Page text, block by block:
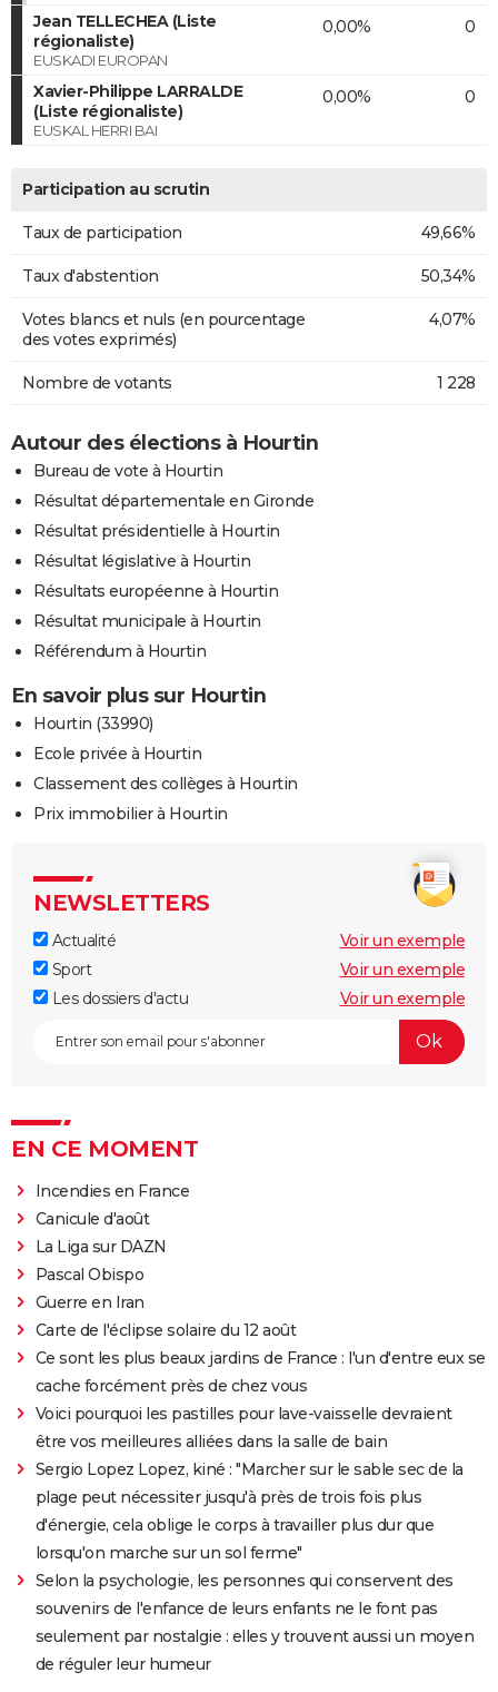
Jean TELLECHEA (Liste
régionaliste)
EUSKADI EUROPAN
0,00% 0
Xavier-Philippe LARRALDE
(Liste régionaliste)
EUSKAL HERRI BAI
0,00% 0
Participation au scrutin
Taux de participation 49,66%
Taux d'abstention 50,34%
Votes blancs et nuls (en pourcentage
des votes exprimés)
4,07%
Nombre de votants 1 228
Autour des élections à Hourtin
Bureau de vote à Hourtin
Résultat départementale en Gironde
Résultat présidentielle à Hourtin
Résultat législative à Hourtin
Résultats européenne à Hourtin
Résultat municipale à Hourtin
Référendum à Hourtin
En savoir plus sur Hourtin
Hourtin (33990)
Ecole privée à Hourtin
Classement des collèges à Hourtin
Prix immobilier à Hourtin
NEWSLETTERS
Actualité
Voir un exemple
Sport
Voir un exemple
Les dossiers d'actu
Voir un exemple
EN CE MOMENT
Incendies en France
Canicule d'août
La Liga sur DAZN
Pascal Obispo
Guerre en Iran
Carte de l'éclipse solaire du 12 août
Ce sont les plus beaux jardins de France : l'un d'entre eux se
cache forcément près de chez vous
Voici pourquoi les pastilles pour lave-vaisselle devraient
être vos meilleures alliées dans la salle de bain
Sergio Lopez Lopez, kiné : "Marcher sur le sable sec de la
plage peut nécessiter jusqu'à près de trois fois plus
d'énergie, cela oblige le corps à travailler plus dur que
lorsqu'on marche sur un sol ferme"
Selon la psychologie, les personnes qui conservent des
souvenirs de l'enfance de leurs enfants ne le font pas
seulement par nostalgie : elles y trouvent aussi un moyen
de réguler leur humeur